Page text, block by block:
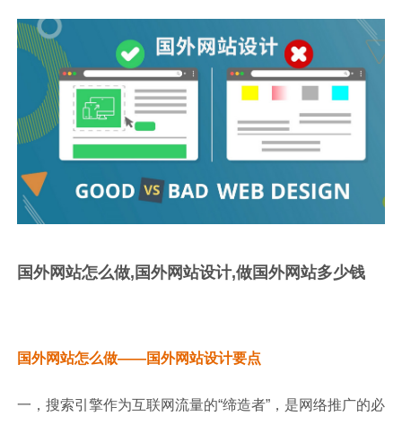
国外网站怎么做,国外网站设计,做国外网站多少钱
国外网站怎么做——国外网站设计要点
一，搜索引擎作为互联网流量的“缔造者”，是网络推广的必